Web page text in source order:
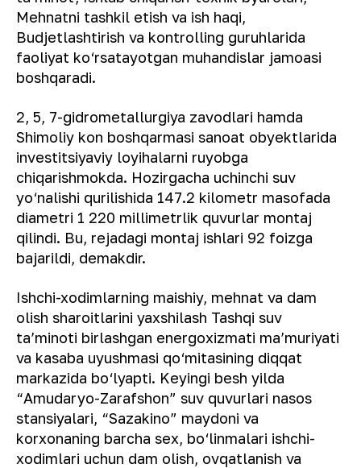
Mehnatni tashkil etish va ish haqi,
Budjetlashtirish va kontrolling guruhlarida
faoliyat ko‘rsatayotgan muhandislar jamoasi
boshqaradi.
2, 5, 7-gidrometallurgiya zavodlari hamda
Shimoliy kon boshqarmasi sanoat obyektlarida
investitsiyaviy loyihalarni ruyobga
chiqarishmokda. Hozirgacha uchinchi suv
yo‘nalishi qurilishida 147.2 kilometr masofada
diametri 1 220 millimetrlik quvurlar montaj
qilindi. Bu, rejadagi montaj ishlari 92 foizga
bajarildi, demakdir.
Ishchi-xodimlarning maishiy, mehnat va dam
olish sharoitlarini yaxshilash Tashqi suv
ta’minoti birlashgan energoxizmati ma’muriyati
va kasaba uyushmasi qo‘mitasining diqqat
markazida bo‘lyapti. Keyingi besh yilda
“Amudaryo-Zarafshon” suv quvurlari nasos
stansiyalari, “Sazakino” maydoni va
korxonaning barcha sex, bo‘linmalari ishchi-
xodimlari uchun dam olish, ovqatlanish va